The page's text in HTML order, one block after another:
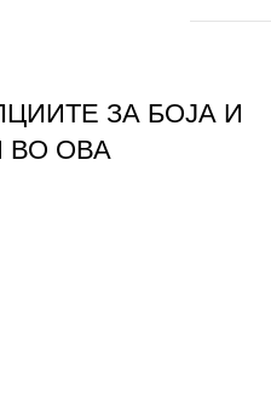
ЗА БОЈА И
ВО ОВА